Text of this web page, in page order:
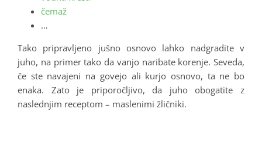
čemaž
…
Tako pripravljeno jušno osnovo lahko nadgradite v
juho, na primer tako da vanjo naribate korenje. Seveda,
če ste navajeni na govejo ali kurjo osnovo, ta ne bo
enaka. Zato je priporočljivo, da juho obogatite z
naslednjim receptom – maslenimi žličniki.